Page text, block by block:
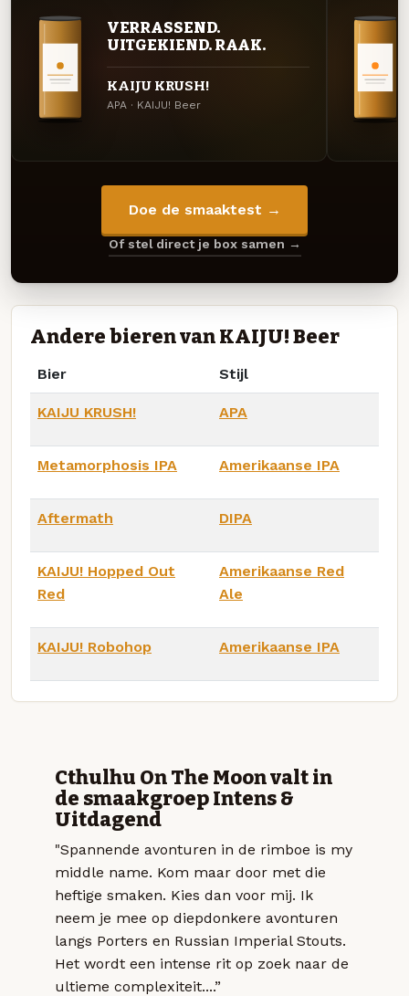
VERRASSEND.
UITGEKIEND. RAAK.
KAIJU KRUSH!
APA · KAIJU! Beer
Doe de smaaktest →
Of stel direct je box samen →
Andere bieren van KAIJU! Beer
Bier Stijl
KAIJU KRUSH! APA
Metamorphosis IPA Amerikaanse IPA
Aftermath DIPA
KAIJU! Hopped Out
Red
Amerikaanse Red
Ale
KAIJU! Robohop Amerikaanse IPA
Cthulhu On The Moon valt in
de smaakgroep Intens &
Uitdagend
"Spannende avonturen in de rimboe is my
middle name. Kom maar door met die
heftige smaken. Kies dan voor mij. Ik
neem je mee op diepdonkere avonturen
langs Porters en Russian Imperial Stouts.
Het wordt een intense rit op zoek naar de
ultieme complexiteit....”